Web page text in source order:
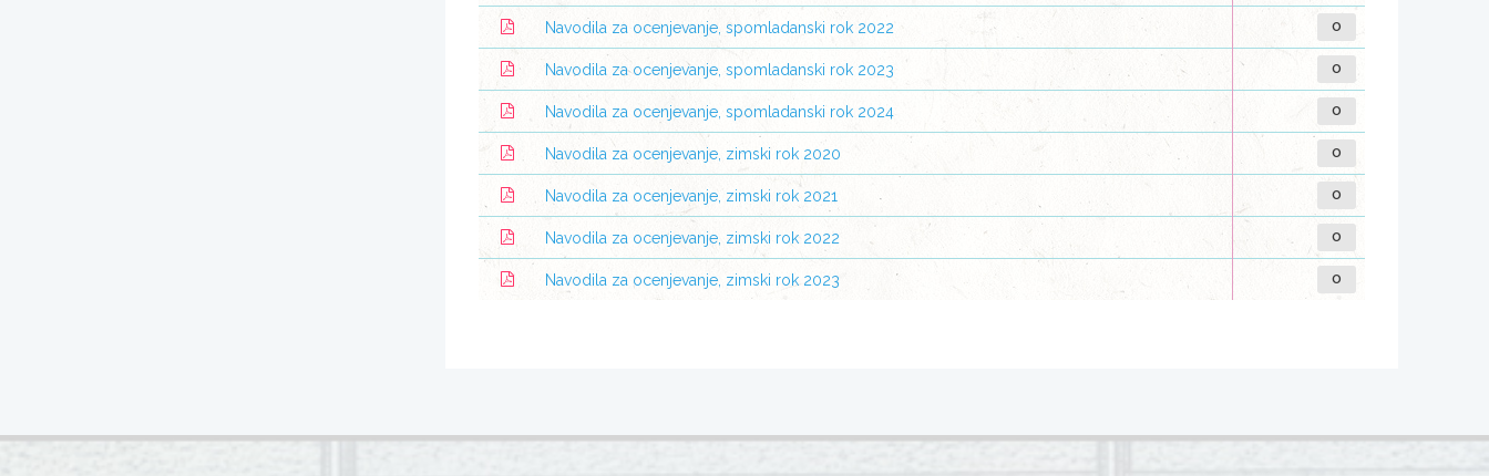
Navodila za ocenjevanje, spomladanski rok 2022 0
Navodila za ocenjevanje, spomladanski rok 2023 0
Navodila za ocenjevanje, spomladanski rok 2024 0
Navodila za ocenjevanje, zimski rok 2020 0
Navodila za ocenjevanje, zimski rok 2021 0
Navodila za ocenjevanje, zimski rok 2022 0
Navodila za ocenjevanje, zimski rok 2023 0